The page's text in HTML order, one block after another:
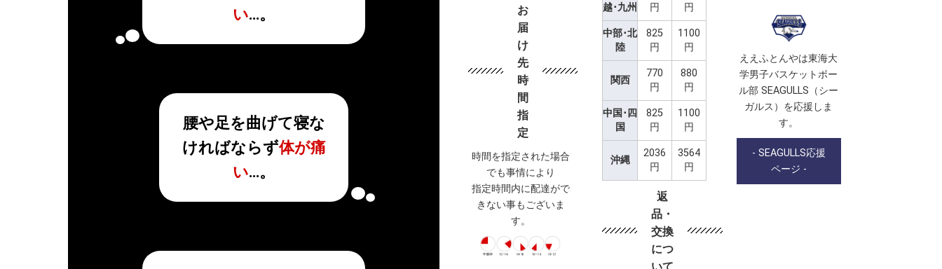
い…。
腰や足を曲げて寝な
ければならず体が痛
い…。
お
届
け
先
時
間
指
定
時間を指定された場合
でも事情により
指定時間内に配達がで
きない事もございま
す。
越･九州
円
円
中部･北
陸
825
円
1100
円
関西
770
円
880
円
中国･四
国
825
円
1100
円
沖縄
2036
円
3564
円
返
品・
交換
につ
ええふとんやは東海大
学男子バスケットボー
ル部 SEAGULLS（シー
ガルス）を応援しま
す。
- SEAGULLS応援
ページ -